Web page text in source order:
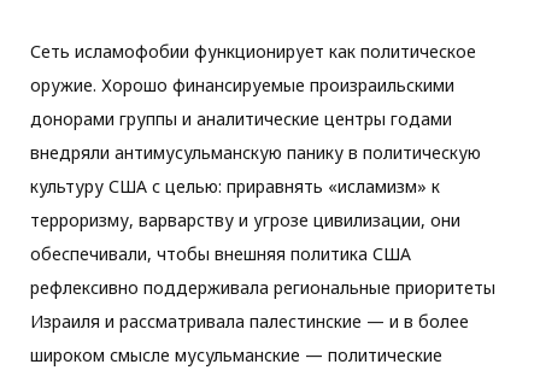
Сеть исламофобии функционирует как политическое
оружие. Хорошо финансируемые произраильскими
донорами группы и аналитические центры годами
внедряли антимусульманскую панику в политическую
культуру США с целью: приравнять «исламизм» к
терроризму, варварству и угрозе цивилизации, они
обеспечивали, чтобы внешняя политика США
рефлексивно поддерживала региональные приоритеты
Израиля и рассматривала палестинские — и в более
широком смысле мусульманские — политические